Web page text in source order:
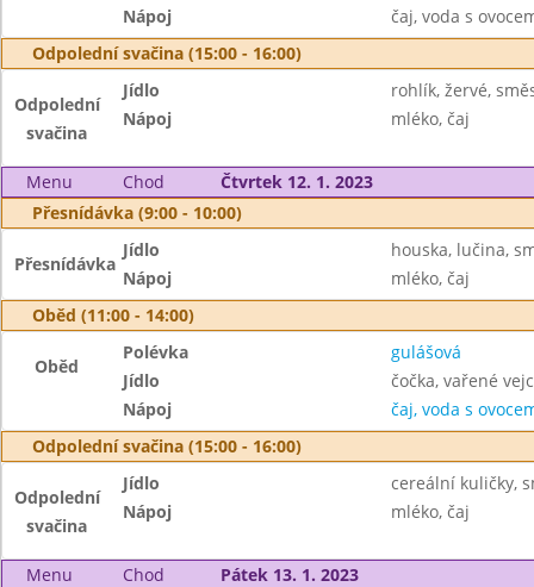
Nápoj
čaj, voda s
Odpolední svačina (15:00 - 16:00)
Odpolední
svačina
Jídlo
rohlík, žervé,
Nápoj
mléko, čaj
Menu Chod
Čtvrtek 12. 1. 2023
Přesnídávka (9:00 - 10:00)
Přesnídávka
Jídlo
houska, lučina,
Nápoj
mléko, čaj
Oběd (11:00 - 14:00)
Oběd
Polévka
gulášová
Jídlo
čočka, vařené
Nápoj
čaj, voda s
Odpolední svačina (15:00 - 16:00)
Odpolední
svačina
Jídlo
cereální kuličky,
Nápoj
mléko, čaj
Menu Chod
Pátek 13. 1. 2023